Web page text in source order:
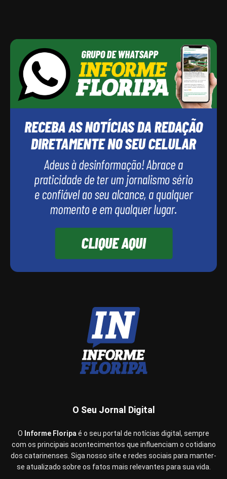
O Seu Jornal Digital
O Informe Floripaé o seu portal de notícias digital, sempre
com os principais acontecimentos que influenciam o cotidiano
dos catarinenses. Siga nosso site e redes sociais para manter-
se atualizado sobre os fatos mais relevantes para sua vida.